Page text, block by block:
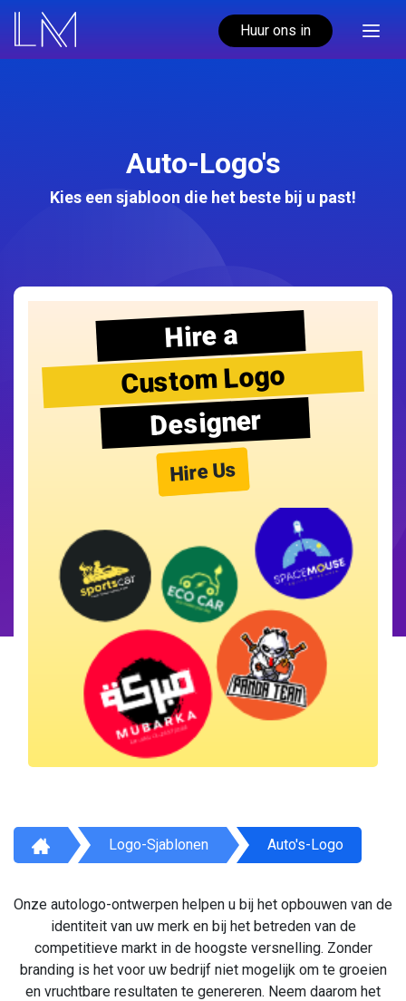
Huur ons in
Auto-Logo's
Kies een sjabloon die het beste bij u past!
Hire a
Custom Logo
Designer
Hire Us
Logo-Sjablonen Auto's-Logo
Onze autologo-ontwerpen helpen u bij het opbouwen van de
identiteit van uw merk en bij het betreden van de
competitieve markt in de hoogste versnelling. Zonder
branding is het voor uw bedrijf niet mogelijk om te groeien
en vruchtbare resultaten te genereren. Neem daarom het